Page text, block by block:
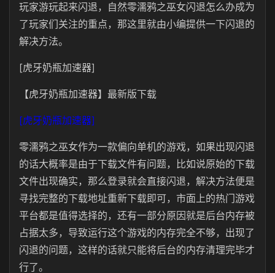
玩家游玩起来闪退，自然零濡鸦之巫女闪退怎么办成为
了玩家们关注的重点，那这里就由小编提供一下闪退的
解决方法。
[虎牙奶瓶加速器]
【虎牙奶瓶加速器】最新版下载
[虎牙奶瓶加速器]
零濡鸦之巫女作为一款偏向单机的游戏，如果出现闪退
的话大概率是由于下载文件有问题，比如说原始的下载
文件出现确实，那么登录就会直接闪退，解决方法便是
寻找完整的下载地址重新下载即可，市面上的热门游戏
平台都是值得选择的，还有一部分原因就是后台内存被
占据太多，导致运行这个游戏的内存完全不够，出现了
闪退的问题，这样的话就只能将后台的内存清理完毕才
行了。